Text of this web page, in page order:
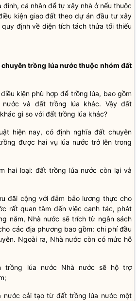
cá nhân để tự xây nhà ở nếu thuộc
kiện giao đất theo dự án đầu tư xây
định về diện tích tách thửa tối thiểu
chuyên trồng lúa nước thuộc nhóm đất
kiện phù hợp để trồng lúa, bao gồm
nước và đất trồng lúa khác. Vậy đất
gì so với đất trồng lúa khác?
hiện nay, có định nghĩa đất chuyên
được hai vụ lúa nước trở lên trong
hai loại: đất trồng lúa nước còn lại và
đãi cộng với đảm bảo lương thực cho
rất quan tâm đến việc canh tác, phát
năm, Nhà nước sẽ trích từ ngân sách
các địa phương bao gồm: chi phí đầu
Ngoài ra, Nhà nước còn có mức hỗ
trồng lúa nước Nhà nước sẽ hộ trợ
nước cải tạo từ đất trồng lúa nước một